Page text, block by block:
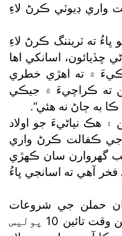
واري ڊيوٽي ڪرڻ لاءِ
ڀاءُ ته ٽريننگ ڪرڻ لاءِ
ڇڏيائون، اسانکي اها
۾ ته اهڙي خطري
ته ڪراچيءَ ۾ جيڪي
به ڄاڻ نه هئي“.
هڪ نياڻيءَ جو اولاد
جي ڪفالت ڪرڻ واري
گھروارن سان ڪهڙي
آهي ته اسانجي ڀاءُ
حملن جي شروعات
2012 کان ٿي آهي، جنهن ۾ هن وقت تائين 10 پوليس